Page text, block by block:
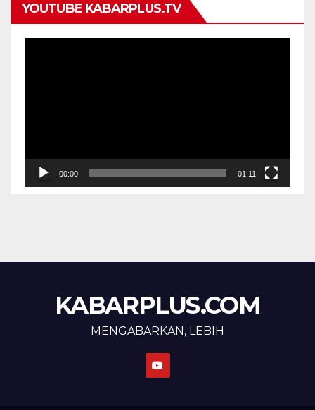
YOUTUBE KABARPLUS.TV
00:00 01:11
KABARPLUS.COM
MENGABARKAN, LEBIH